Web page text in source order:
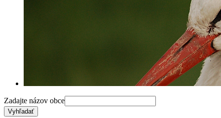
Zadajte názov obce